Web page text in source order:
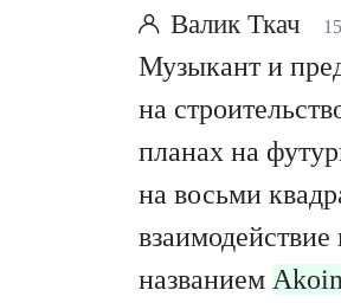
Валик Ткач
Музыкант и
на
планах на
на восьми
названием Akoin